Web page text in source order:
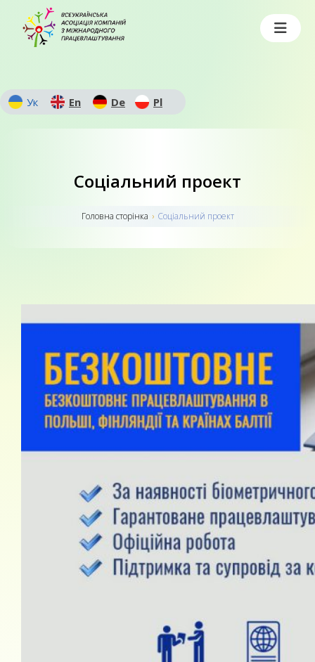
Ук En De Pl
Соціальний проект
Головна сторiнка › Соціальний проект